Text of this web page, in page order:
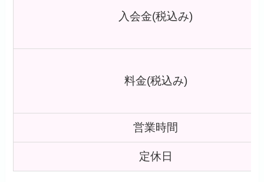
入会金(税込み)
料金(税込み)
営業時間
定休日